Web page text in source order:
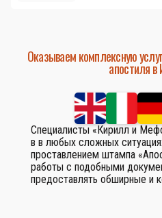
Оказываем комплексную
апостиля
Специалисты «Кирилл и
в в любых сложных
проставлением штампа
работы с подобными
предоставлять обширные и